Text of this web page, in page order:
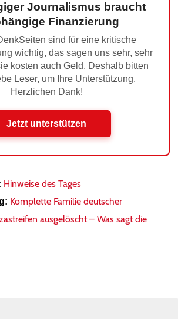
Journalismus braucht
Finanzierung
sind für eine kritische
wichtig, das sagen uns sehr, sehr
kosten auch Geld. Deshalb bitten
Leser, um Ihre Unterstützung.
Herzlichen Dank!
Jetzt unterstützen
Hinweise des Tages
Komplette Familie deutscher
ausgelöscht – Was sagt die